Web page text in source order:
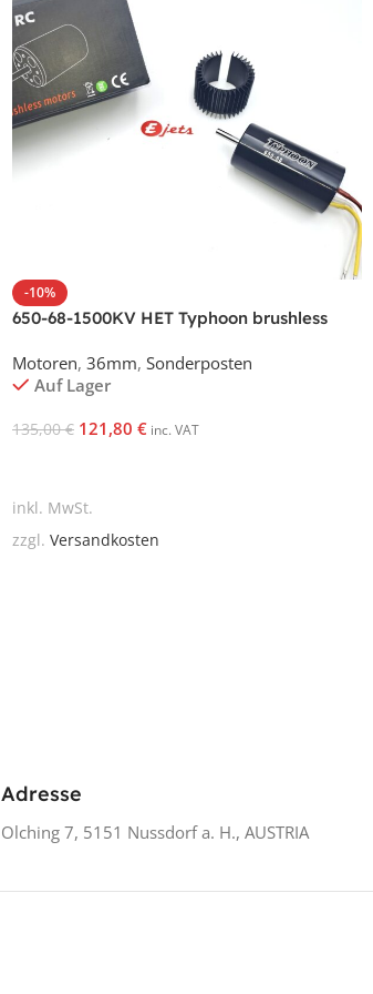
-10%
650-68-1500KV HET Typhoon brushless
Motoren, 36mm, Sonderposten
Auf Lager
135,00€ 121,80 € inc. VAT
inkl. MwSt.
zzgl. Versandkosten
Adresse
Olching 7, 5151 Nussdorf a. H., AUSTRIA